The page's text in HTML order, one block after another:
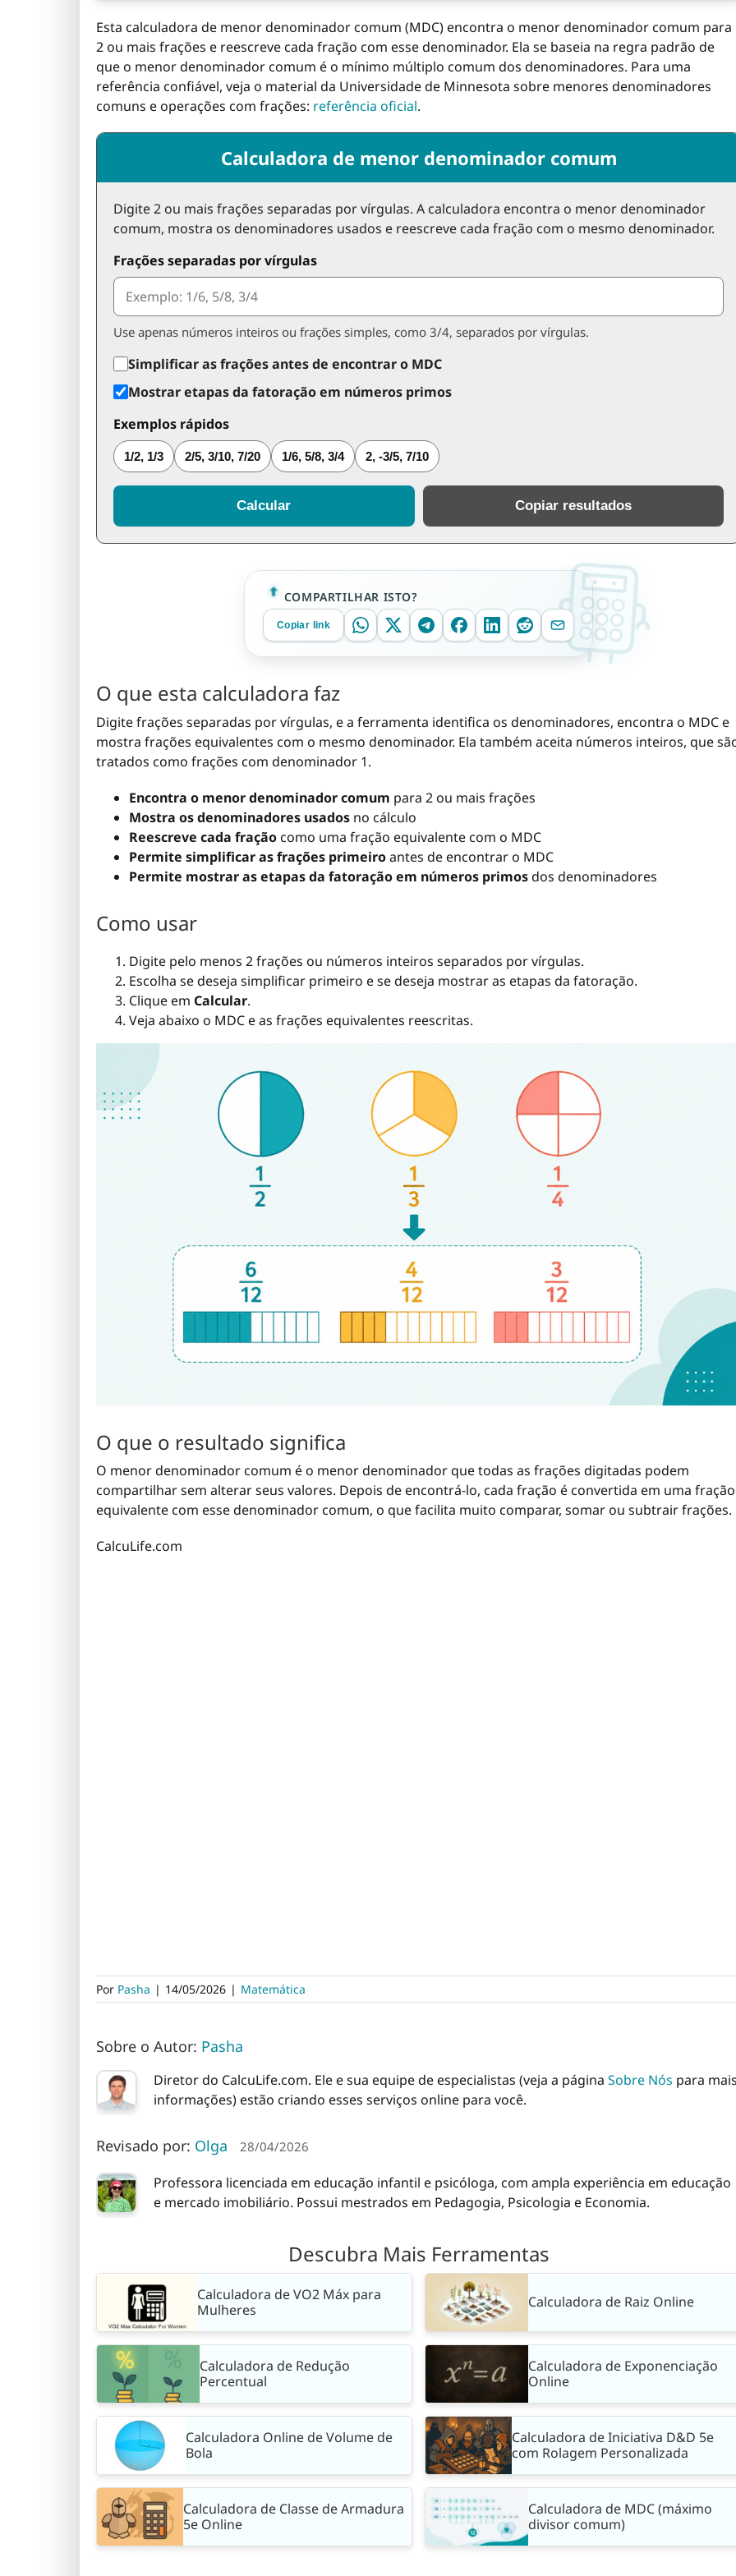
Esta calculadora de menor denominador comum (MDC) encontra o menor denominador comum para
2 ou mais frações e reescreve cada fração com esse denominador. Ela se baseia na regra padrão de
que o menor denominador comum é o mínimo múltiplo comum dos denominadores. Para uma
referência confiável, veja o material da Universidade de Minnesota sobre menores denominadores
comuns e operações com frações: referência oficial.
Calculadora de menor denominador comum
Digite 2 ou mais frações separadas por vírgulas. A calculadora encontra o menor denominador
comum, mostra os denominadores usados e reescreve cada fração com o mesmo denominador.
Frações separadas por vírgulas
Use apenas números inteiros ou frações simples, como 3/4, separados por vírgulas.
Simplificar as frações antes de encontrar o MDC
Mostrar etapas da fatoração em números primos
Exemplos rápidos
1/2, 1/3 2/5, 3/10, 7/20 1/6, 5/8, 3/4 2, -3/5, 7/10
Calcular Copiar resultados
COMPARTILHAR ISTO?
Copiar link
O que esta calculadora faz
Digite frações separadas por vírgulas, e a ferramenta identifica os denominadores, encontra o MDC e
mostra frações equivalentes com o mesmo denominador. Ela também aceita números inteiros, que
tratados como frações com denominador 1.
Encontra o menor denominador comum para 2 ou mais frações
Mostra os denominadores usados no cálculo
Reescreve cada fração como uma fração equivalente com o MDC
Permite simplificar as frações primeiroantes de encontrar o MDC
Permite mostrar as etapas da fatoração em números primosdos denominadores
Como usar
Digite pelo menos 2 frações ou números inteiros separados por vírgulas.
Escolha se deseja simplificar primeiro e se deseja mostrar as etapas da fatoração.
Clique em Calcular.
Veja abaixo o MDC e as frações equivalentes reescritas.
O que o resultado significa
O menor denominador comum é o menor denominador que todas as frações digitadas podem
compartilhar sem alterar seus valores. Depois de encontrá-lo, cada fração é convertida em uma fração
equivalente com esse denominador comum, o que facilita muito comparar, somar ou subtrair frações.
CalcuLife.com
Por Pasha | 14/05/2026 | Matemática
Sobre o Autor: Pasha
Diretor do CalcuLife.com. Ele e sua equipe de especialistas (veja a página Sobre Nós para
informações) estão criando esses serviços online para você.
Revisado por: Olga 28/04/2026
Professora licenciada em educação infantil e psicóloga, com ampla experiência em educação
e mercado imobiliário. Possui mestrados em Pedagogia, Psicologia e Economia.
Descubra Mais Ferramentas
Calculadora de VO2 Máx para
Mulheres
Calculadora de Raiz Online
Calculadora de Redução
Percentual
Calculadora de Exponenciação
Online
Calculadora Online de Volume de
Bola
Calculadora de Iniciativa D&D 5e
com Rolagem Personalizada
Calculadora de Classe de Armadura
5e Online
Calculadora de MDC (máximo
divisor comum)